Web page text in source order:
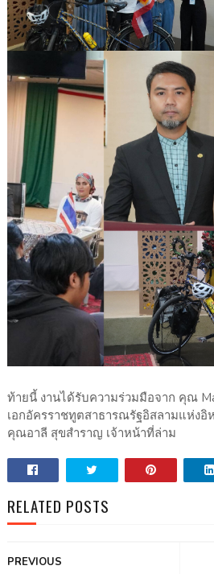
ท้ายนี้ งานได้รับความร่วมมือจาก คุณ
เอกอัครราชทูตสาธารณรัฐอิสลามแห่งอิ
คุณอาลี สุขสำราญ เจ้าหน้าที่ล่าม
RELATED POSTS
PREVIOUS